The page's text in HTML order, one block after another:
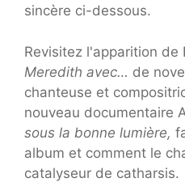
sincère ci-dessous.
Revisitez l'apparition de
Meredith avec… de
chanteuse et
nouveau documentaire
sous la bonne lumière,
album et comment le
catalyseur de catharsis.